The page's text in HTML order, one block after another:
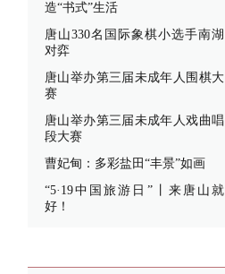
造“书式”生活
唐山330名国际象棋小选手南湖
对弈
唐山举办第三届未成年人围棋大
赛
唐山举办第三届未成年人戏曲唱
段大赛
曹妃甸：多彩盐田“丰景”如画
“5·19中国旅游日”丨来唐山就
好！